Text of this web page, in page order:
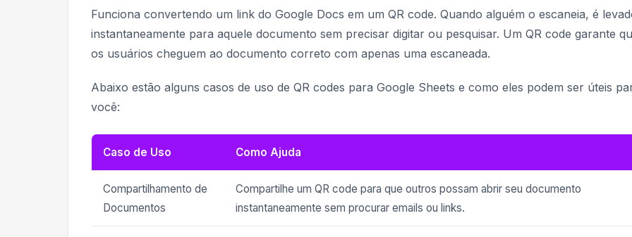
Funciona convertendo um link do Google Docs em um QR code. Quando alguém o escaneia, é
instantaneamente para aquele documento sem precisar digitar ou pesquisar. Um QR code garante
os usuários cheguem ao documento correto com apenas uma escaneada.
Abaixo estão alguns casos de uso de QR codes para Google Sheets e como eles podem ser úteis
você:
Caso de Uso Como Ajuda
Compartilhamento de
Documentos
Compartilhe um QR code para que outros possam abrir seu documento
instantaneamente sem procurar emails ou links.